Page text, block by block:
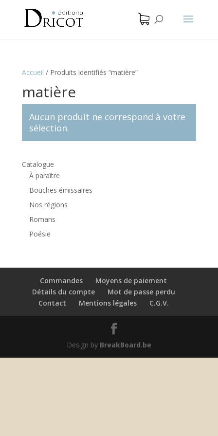
Accueil / Produits identifiés “matière”
matière
Aucun produit ne correspond à votre
sélection.
Catalogue
À paraître
Bouches émissaires
Nos régions
Romans
Poésie
Commandes
Moyens de paiement
Détails du compte
Mot de passe perdu
Contact
Mentions légales C.G.V.
Design by BreakBoard.be